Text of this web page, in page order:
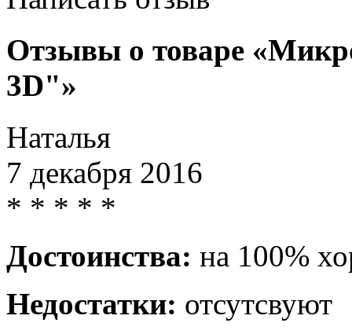
Отзывы о товаре
3D"»
Наталья
7 декабря 2016
* * * * *
Достоинства: на 100%
Недостатки: отсутсвуют